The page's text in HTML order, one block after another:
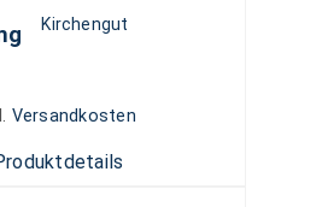
Kirchengut
Versandkosten